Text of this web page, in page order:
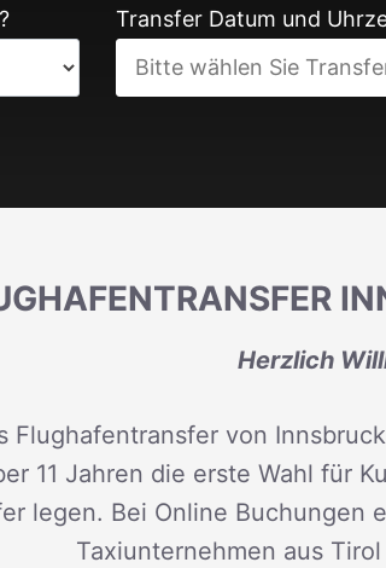
? Transfer Datum und
Herzlich
Flughafentransfer von
11 Jahren die erste Wahl für
legen. Bei Online Buchungen
Taxiunternehmen aus